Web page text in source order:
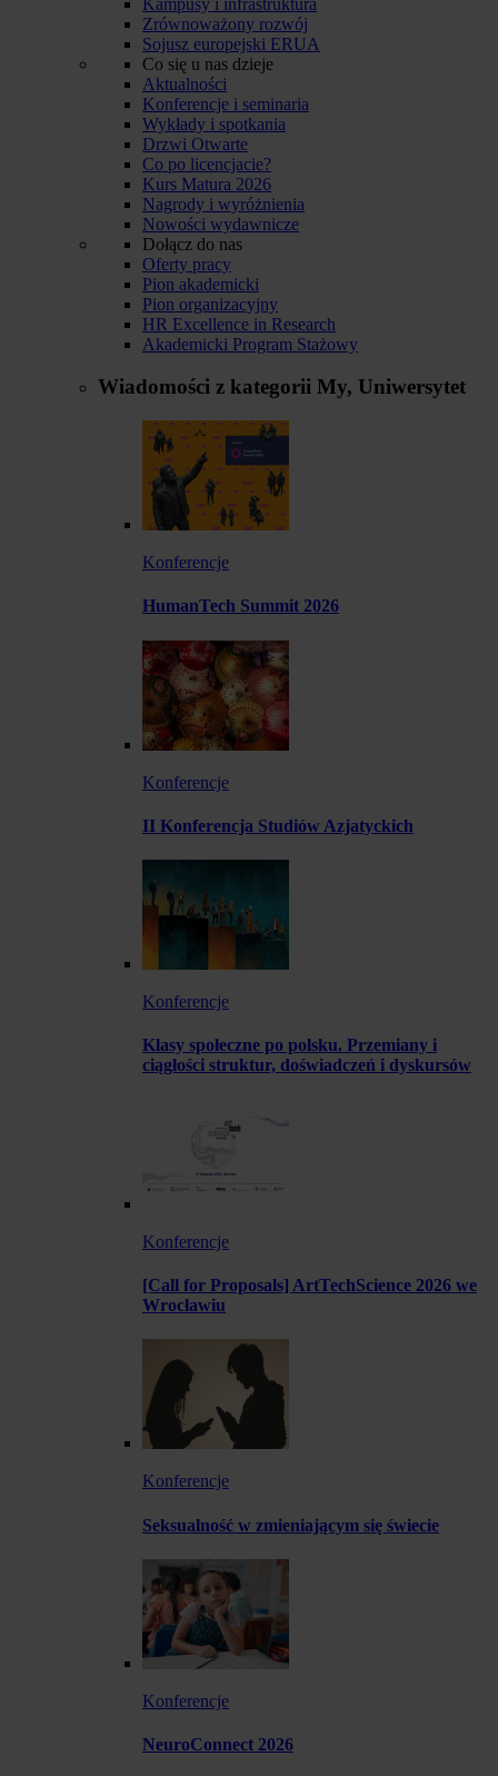
Zrównoważony rozwój
Sojusz europejski ERUA
Co się u nas dzieje
Aktualności
Konferencje i seminaria
Wykłady i spotkania
Drzwi Otwarte
Co po licencjacie?
Kurs Matura 2026
Nagrody i wyróżnienia
Nowości wydawnicze
Dołącz do nas
Oferty pracy
Pion akademicki
Pion organizacyjny
HR Excellence in Research
Akademicki Program Stażowy
Wiadomości z kategorii My, Uniwersytet
Konferencje
HumanTech Summit 2026
Konferencje
II Konferencja Studiów Azjatyckich
Konferencje
Klasy społeczne po polsku. Przemiany i
ciągłości struktur, doświadczeń i dyskursów
Konferencje
[Call for Proposals] ArtTechScience 2026 we
Wrocławiu
Konferencje
Seksualność w zmieniającym się świecie
Konferencje
NeuroConnect 2026